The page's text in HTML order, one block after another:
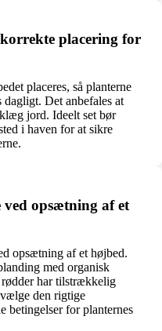
placering for
placeres, så planterne
Det anbefales at
jord. Ideelt set bør
i haven for at sikre
opsætning af et
opsætning af et højbed.
med organisk
rødder har tilstrækkelig
den rigtige
betingelser for planternes